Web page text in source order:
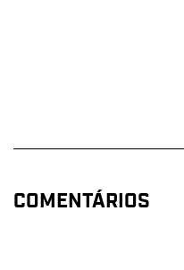
COMENTÁRIOS